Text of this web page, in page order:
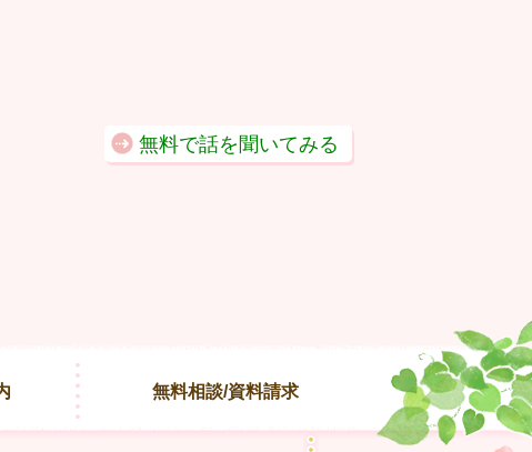
無料で話を聞いてみる
無料相談/資料請求